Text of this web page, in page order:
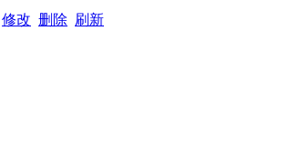
修改 删除 刷新